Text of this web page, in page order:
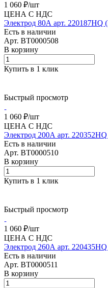
1 060 ₽/шт
ЦЕНА С НДС
Электрод 80А арт. 220187HQ
Есть в наличии
Арт. BT0000508
В корзину
Купить в 1 клик
Быстрый просмотр
1 060 ₽/шт
ЦЕНА С НДС
Электрод 200А арт.
Есть в наличии
Арт. BT0000510
В корзину
Купить в 1 клик
Быстрый просмотр
1 060 ₽/шт
ЦЕНА С НДС
Электрод 260А арт.
Есть в наличии
Арт. BT0000511
В корзину